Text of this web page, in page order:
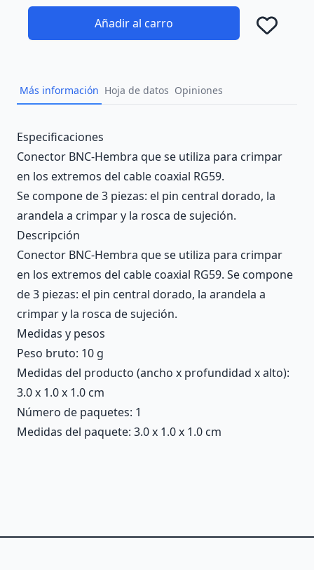
Añadir al carro
Más información Hoja de datos Opiniones
Description
Especificaciones
Conector BNC-Hembra que se utiliza para crimpar
en los extremos del cable coaxial RG59.
Se compone de 3 piezas: el pin central dorado, la
arandela a crimpar y la rosca de sujeción.
Descripción
Conector BNC-Hembra que se utiliza para crimpar
en los extremos del cable coaxial RG59. Se compone
de 3 piezas: el pin central dorado, la arandela a
crimpar y la rosca de sujeción.
Medidas y pesos
Peso bruto: 10 g
Medidas del producto (ancho x profundidad x alto):
3.0 x 1.0 x 1.0 cm
Número de paquetes: 1
Medidas del paquete: 3.0 x 1.0 x 1.0 cm